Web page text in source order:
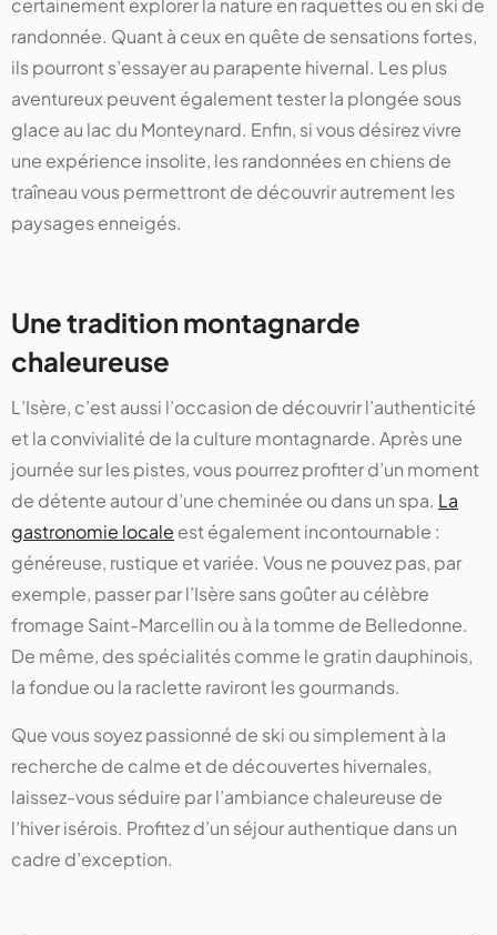
certainement explorer la nature en raquettes ou en ski de
randonnée. Quant à ceux en quête de sensations fortes,
ils pourront s’essayer au parapente hivernal. Les plus
aventureux peuvent également tester la plongée sous
glace au lac du Monteynard. Enfin, si vous désirez vivre
une expérience insolite, les randonnées en chiens de
traîneau vous permettront de découvrir autrement les
paysages enneigés.
Une tradition montagnarde
chaleureuse
L’Isère, c’est aussi l’occasion de découvrir l’authenticité
et la convivialité de la culture montagnarde. Après une
journée sur les pistes, vous pourrez profiter d’un moment
de détente autour d’une cheminée ou dans un spa. La
gastronomie locale est également incontournable :
généreuse, rustique et variée. Vous ne pouvez pas, par
exemple, passer par l’Isère sans goûter au célèbre
fromage Saint-Marcellin ou à la tomme de Belledonne.
De même, des spécialités comme le gratin dauphinois,
la fondue ou la raclette raviront les gourmands.
Que vous soyez passionné de ski ou simplement à la
recherche de calme et de découvertes hivernales,
laissez-vous séduire par l’ambiance chaleureuse de
l’hiver isérois. Profitez d’un séjour authentique dans un
cadre d’exception.